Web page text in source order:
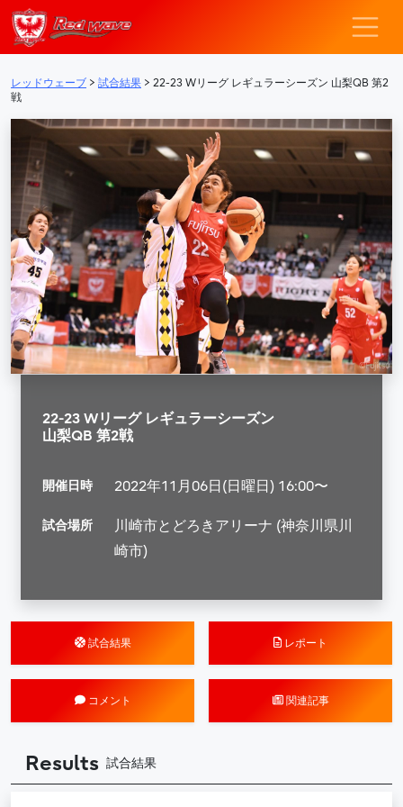
メインナビゲーション
レッドウェー
レッドウェーブ > 試合結果 > 22-23 Wリーグ レギュラーシーズン 山梨QB 第2
戦
22-23 Wリーグ レギュラーシーズン
山梨QB 第2戦
開催日時 2022年11月06日(日曜日) 16:00〜
試合場所
川崎市とどろきアリーナ (神奈川県川
崎市)
試合結果 レポート
コメント 関連記事
Results 試合結果